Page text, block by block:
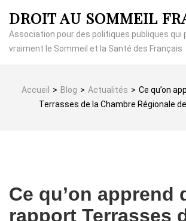
contenu
(Pressez
DROIT AU SOMMEIL
Association pour des politiques publiques qui
vraiment le Sommeil et la Santé des Français
Accueil > Blog > Actualités > Ce qu’on
Terrasses de la Chambre Régionale
Ce qu’on apprend
rapport Terrasses